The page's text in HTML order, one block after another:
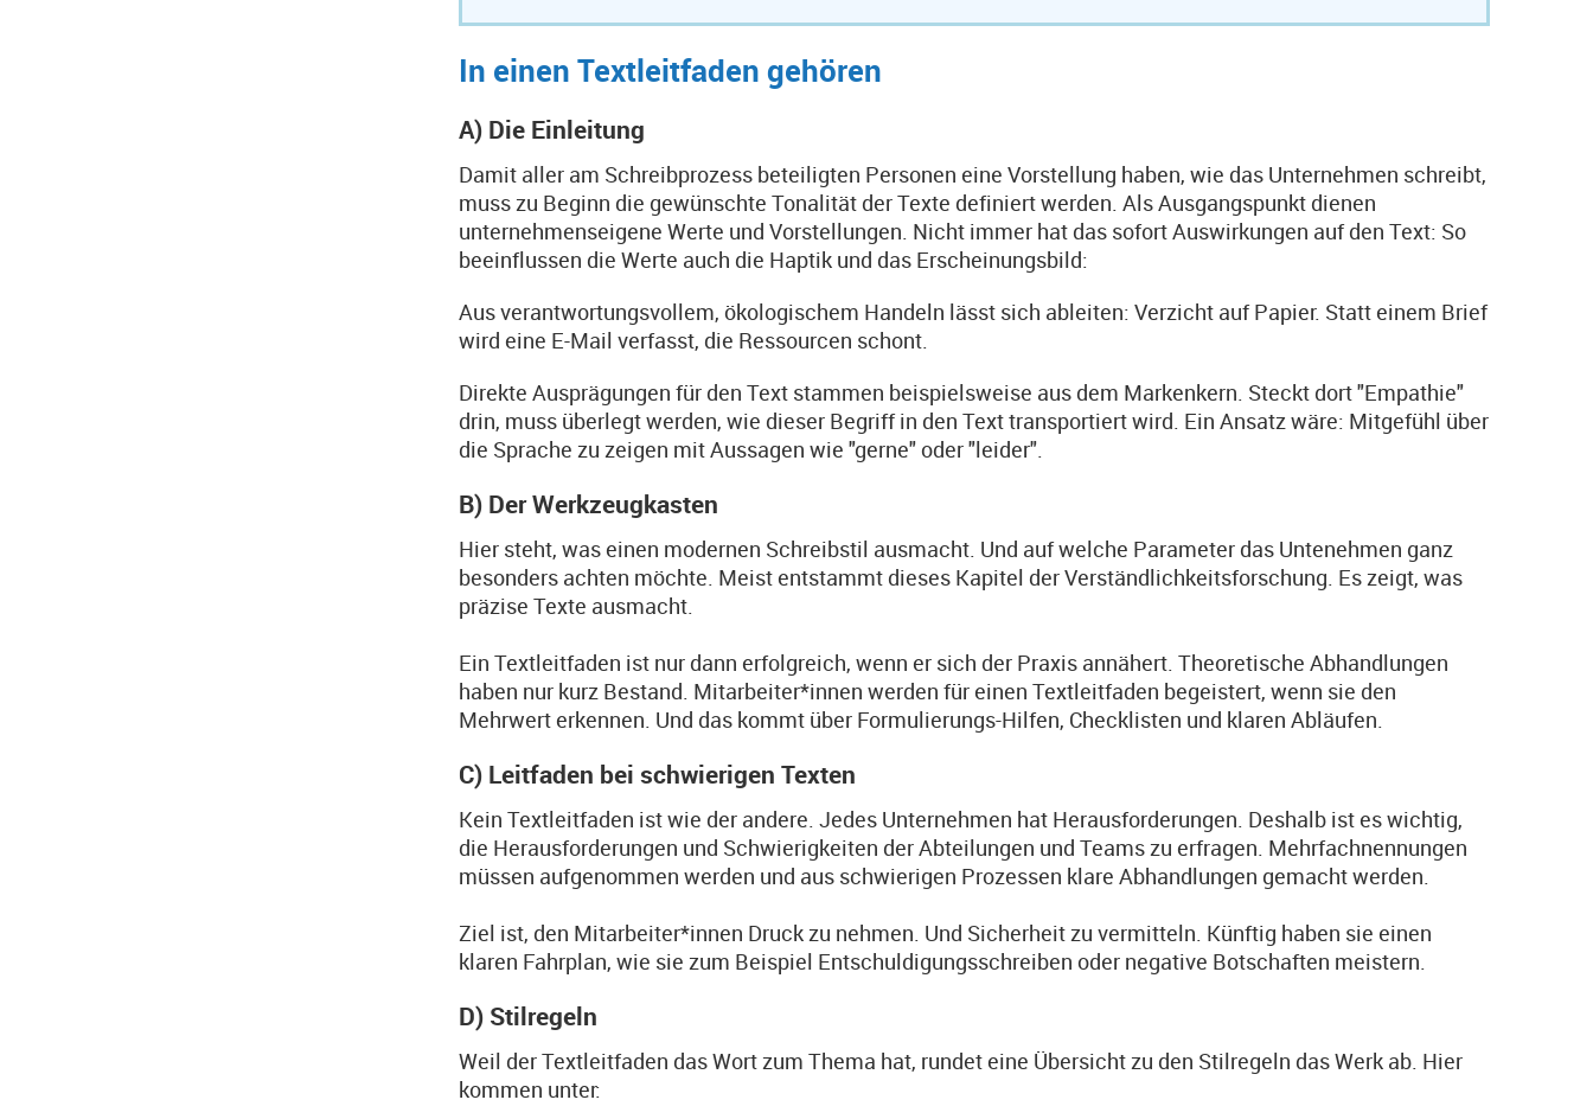
In einen Textleitfaden gehören
A) Die Einleitung
Damit aller am Schreibprozess beteiligten Personen eine Vorstellung haben, wie das Unternehmen schreibt,
muss zu Beginn die gewünschte Tonalität der Texte definiert werden. Als Ausgangspunkt dienen
unternehmenseigene Werte und Vorstellungen. Nicht immer hat das sofort Auswirkungen auf den Text: So
beeinflussen die Werte auch die Haptik und das Erscheinungsbild:
Aus verantwortungsvollem, ökologischem Handeln lässt sich ableiten: Verzicht auf Papier. Statt einem Brief
wird eine E-Mail verfasst, die Ressourcen schont.
Direkte Ausprägungen für den Text stammen beispielsweise aus dem Markenkern. Steckt dort "Empathie"
drin, muss überlegt werden, wie dieser Begriff in den Text transportiert wird. Ein Ansatz wäre: Mitgefühl über
die Sprache zu zeigen mit Aussagen wie "gerne" oder "leider".
B) Der Werkzeugkasten
Hier steht, was einen modernen Schreibstil ausmacht. Und auf welche Parameter das Untenehmen ganz
besonders achten möchte. Meist entstammt dieses Kapitel der Verständlichkeitsforschung. Es zeigt, was
präzise Texte ausmacht.
Ein Textleitfaden ist nur dann erfolgreich, wenn er sich der Praxis annähert. Theoretische Abhandlungen
haben nur kurz Bestand. Mitarbeiter*innen werden für einen Textleitfaden begeistert, wenn sie den
Mehrwert erkennen. Und das kommt über Formulierungs-Hilfen, Checklisten und klaren Abläufen.
C) Leitfaden bei schwierigen Texten
Kein Textleitfaden ist wie der andere. Jedes Unternehmen hat Herausforderungen. Deshalb ist es wichtig,
die Herausforderungen und Schwierigkeiten der Abteilungen und Teams zu erfragen. Mehrfachnennungen
müssen aufgenommen werden und aus schwierigen Prozessen klare Abhandlungen gemacht werden.
Ziel ist, den Mitarbeiter*innen Druck zu nehmen. Und Sicherheit zu vermitteln. Künftig haben sie einen
klaren Fahrplan, wie sie zum Beispiel Entschuldigungsschreiben oder negative Botschaften meistern.
D) Stilregeln
Weil der Textleitfaden das Wort zum Thema hat, rundet eine Übersicht zu den Stilregeln das Werk ab. Hier
kommen unter: